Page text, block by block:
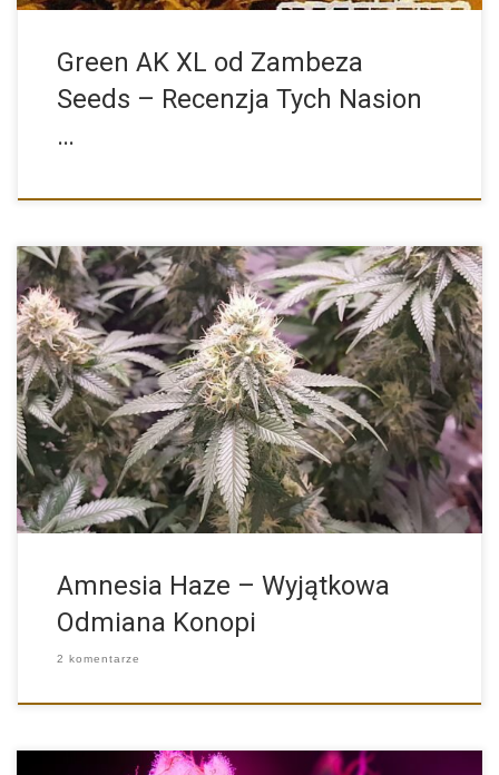
Green AK XL od Zambeza
Seeds – Recenzja Tych Nasion
…
Jednymi z najpopularniejszych i najbardziej rozpoznawalnych
odmian konopi na świecie […]
Amnesia Haze – Wyjątkowa
Odmiana Konopi
2 komentarze